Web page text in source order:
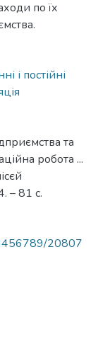
по їх
і постійні
та
робота ...
– 81 с.
20807